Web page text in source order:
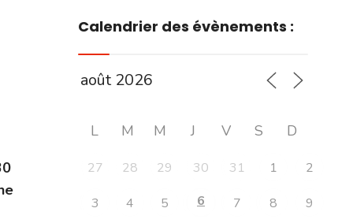
Calendrier des évènements :
L M M J V S D
27 28 29 30 31 1 2
3 4 5 6 7 8 9